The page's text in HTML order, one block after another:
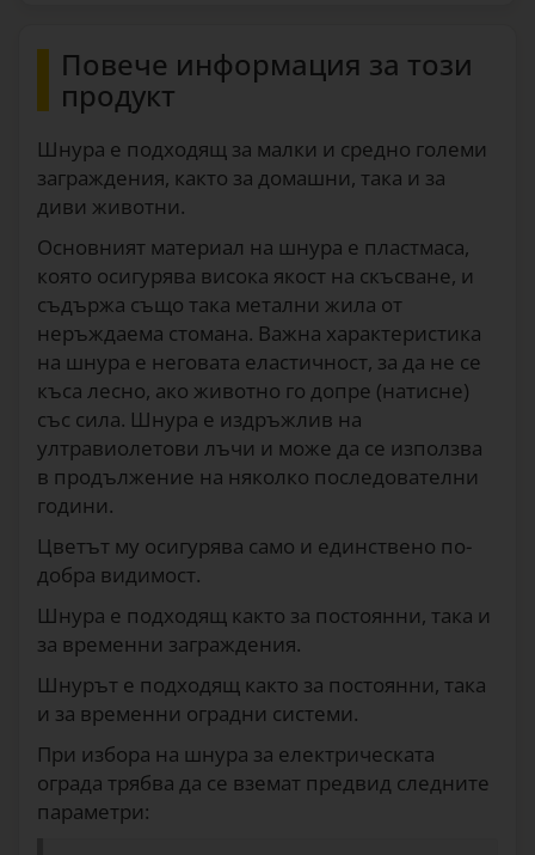
Повече информация за този
продукт
Шнура е подходящ за малки и средно големи
заграждения, както за домашни, така и за
диви животни.
Основният материал на шнура е пластмаса,
която осигурява висока якост на скъсване, и
съдържа също така метални жила от
неръждаема стомана. Важна характеристика
на шнура е неговата еластичност, за да не се
къса лесно, ако животно го допре (натисне)
със сила. Шнура е издръжлив на
ултравиолетови лъчи и може да се използва
в продължение на няколко последователни
години.
Цветът му осигурява само и единствено по-
добра видимост.
Шнура е подходящ както за постоянни, така и
за временни заграждения.
Шнурът е подходящ както за постоянни, така
и за временни оградни системи.
При избора на шнура за електрическата
ограда трябва да се вземат предвид следните
параметри: